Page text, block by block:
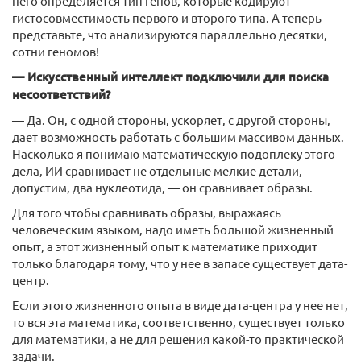
гистосовместимость первого и второго типа. А теперь
представьте, что анализируются параллельно десятки,
сотни геномов!
— Искусственный интеллект подключили для поиска
несоответствий?
— Да. Он, с одной стороны, ускоряет, с другой стороны,
дает возможность работать с большим массивом данных.
Насколько я понимаю математическую подоплеку этого
дела, ИИ сравнивает не отдельные мелкие детали,
допустим, два нуклеотида, — он сравнивает образы.
Для того чтобы сравнивать образы, выражаясь
человеческим языком, надо иметь большой жизненный
опыт, а этот жизненный опыт к математике приходит
только благодаря тому, что у нее в запасе существует дата-
центр.
Если этого жизненного опыта в виде дата-центра у нее нет,
то вся эта математика, соответственно, существует только
для математики, а не для решения какой-то практической
задачи.